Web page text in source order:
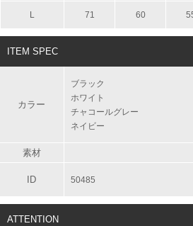
L 71 60
ITEM SPEC
カラー
ブラック
ホワイト
チャコールグレー
ネイビー
素材
ID 50485
ATTENTION